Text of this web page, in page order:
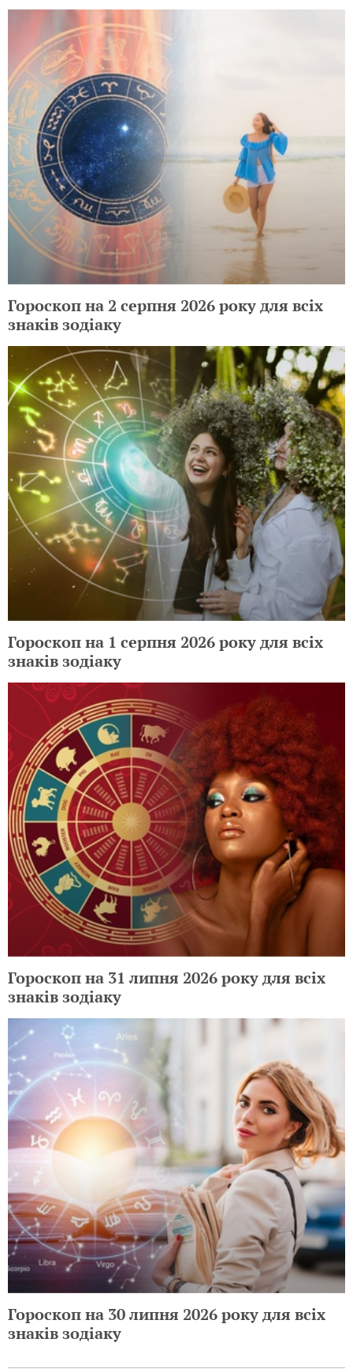
Гороскоп на 2 серпня 2026 року для всіх
знаків зодіаку
Гороскоп на 1 серпня 2026 року для всіх
знаків зодіаку
Гороскоп на 31 липня 2026 року для всіх
знаків зодіаку
Гороскоп на 30 липня 2026 року для всіх
знаків зодіаку